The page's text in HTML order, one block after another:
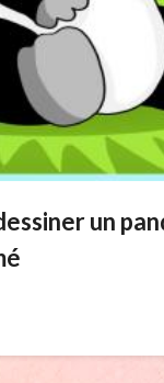
un